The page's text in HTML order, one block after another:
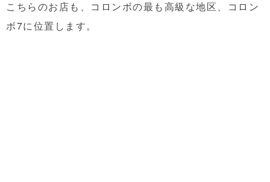
こちらのお店も、コロンボの最も高級な地区、コロン
ボ7に位置します。